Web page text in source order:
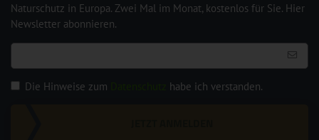
Naturschutz in Europa. Zwei Mal im Monat, kostenlos für Sie. Hier
Newsletter abonnieren.
Die Hinweise zum habe ich verstanden.